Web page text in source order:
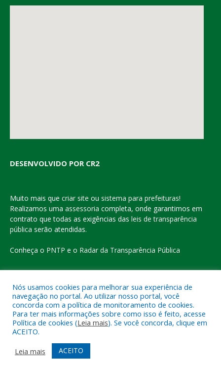
DESENVOLVIDO POR CR2
Muito mais que criar site ou sistema para prefeituras!
Realizamos uma assessoria completa, onde garantimos em
contrato que todas as exigências das leis de transparência
pública serão atendidas.
Conheça o PNTP e o Radar da Transparência Pública
Todos os direitos reservados a Prefeitura Municipal de Eldorado
do Carajás
Mapa do Site
Acessar o Webmail
Nós usamos cookies para melhorar sua experiência de
navegação no portal. Ao utilizar nosso portal, você
concorda com a política de monitoramento de cookies.
Para ter mais informações sobre como isso é feito, acesse
Política de cookies (Leia mais). Se você concorda, clique em
ACEITO.
Leia mais
ACEITO